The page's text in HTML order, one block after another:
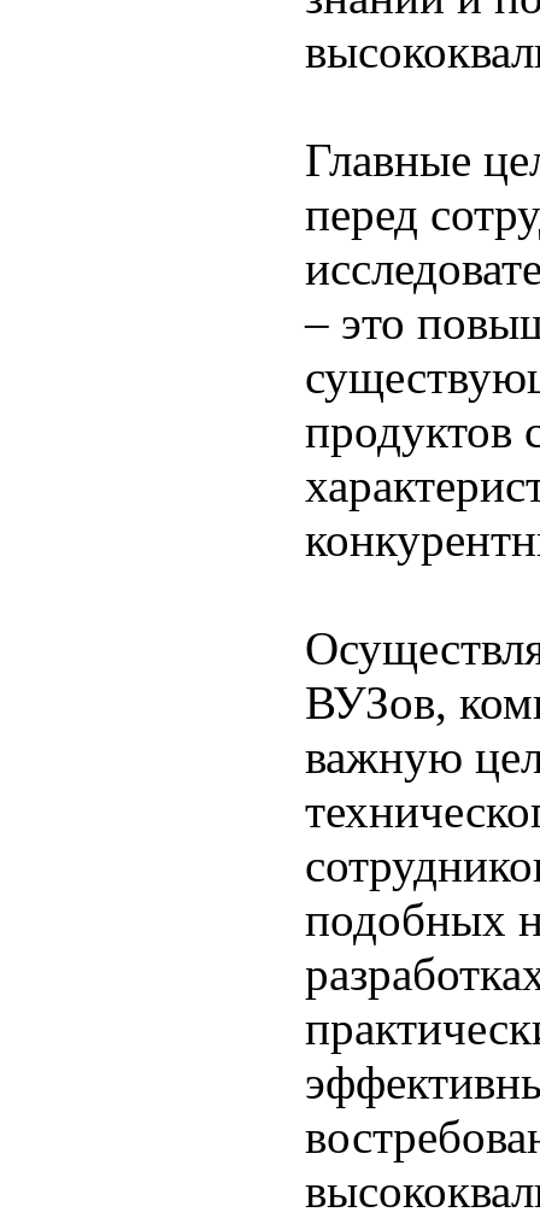
Главные
перед
– это
продуктов
ВУЗов,
важную
подобных